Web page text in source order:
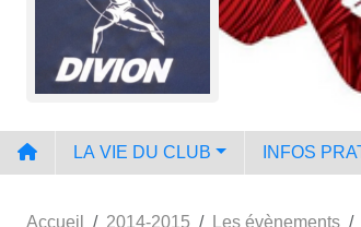
LA VIE DU CLUB INFOS
Accueil 2014-2015 Les évènements